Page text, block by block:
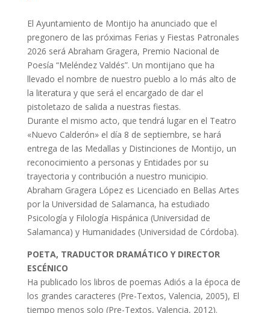
El Ayuntamiento de Montijo ha anunciado que el
pregonero de las próximas Ferias y Fiestas Patronales
2026 será Abraham Gragera, Premio Nacional de
Poesía “Meléndez Valdés”. Un montijano que ha
llevado el nombre de nuestro pueblo a lo más alto de
la literatura y que será el encargado de dar el
pistoletazo de salida a nuestras fiestas.
Durante el mismo acto, que tendrá lugar en el Teatro
«Nuevo Calderón» el día 8 de septiembre, se hará
entrega de las Medallas y Distinciones de Montijo, un
reconocimiento a personas y Entidades por su
trayectoria y contribución a nuestro municipio.
Abraham Gragera López es Licenciado en Bellas Artes
por la Universidad de Salamanca, ha estudiado
Psicología y Filología Hispánica (Universidad de
Salamanca) y Humanidades (Universidad de Córdoba).
POETA, TRADUCTOR DRAMÁTICO Y DIRECTOR
ESCÉNICO
Ha publicado los libros de poemas Adiós a la época de
los grandes caracteres (Pre-Textos, Valencia, 2005), El
tiempo menos solo (Pre-Textos, Valencia, 2012).